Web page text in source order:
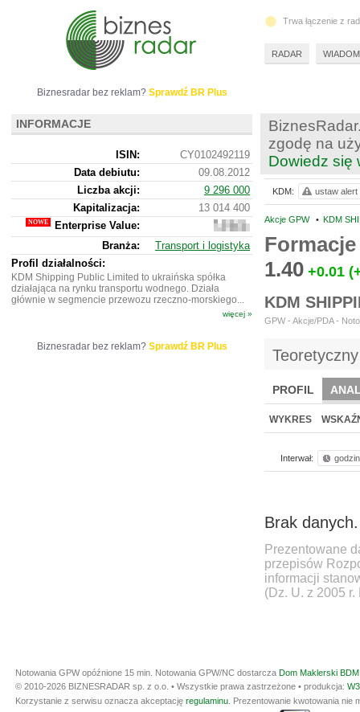
zgodę na
Dowiedz się
Akcje GPW • KDM
1.40 +0.01
KDM
GPW - Akcje/PDA -
PROFIL
BR LAB
WYKRES
Interwał:
Brak danych.
Prezentowane
przepisów
informacji
(Dz. U. z 2005
KDM: ustaw alert
Biznesradar bez reklam? Sprawdź BR Plus
INFORMACJE
ISIN:
CY0102492119
Data debiutu:
09.08.2012
Liczba akcji:
9 296 000
Kapitalizacja:
13 014 400
Enterprise Value:
-53
868
336
Branża:
Transport i logistyka
Profil działalności:
KDM Shipping Public Limited to ukraińska spółka
działająca na rynku transportu wodnego. Działa
głównie w segmencie przewozu rzeczno-morskiego...
więcej »
Biznesradar bez reklam? Sprawdź BR Plus
Trwa łączenie z
RADAR
Notowania GPW opóźnione 15 min. Notowania GPW/NC dostarcza Dom Maklerski
© 2010-2026 BIZNESRADAR sp. z o.o. • Wszystkie prawa zastrzeżone • produkcja:
Korzystanie z serwisu oznacza akceptację regulaminu . Prezentowanie kwotowania